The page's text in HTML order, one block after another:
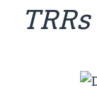
TRRs